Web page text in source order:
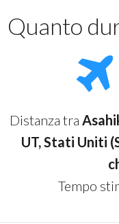
Quanto
Distanza tra
UT, Stati Uniti
Tempo